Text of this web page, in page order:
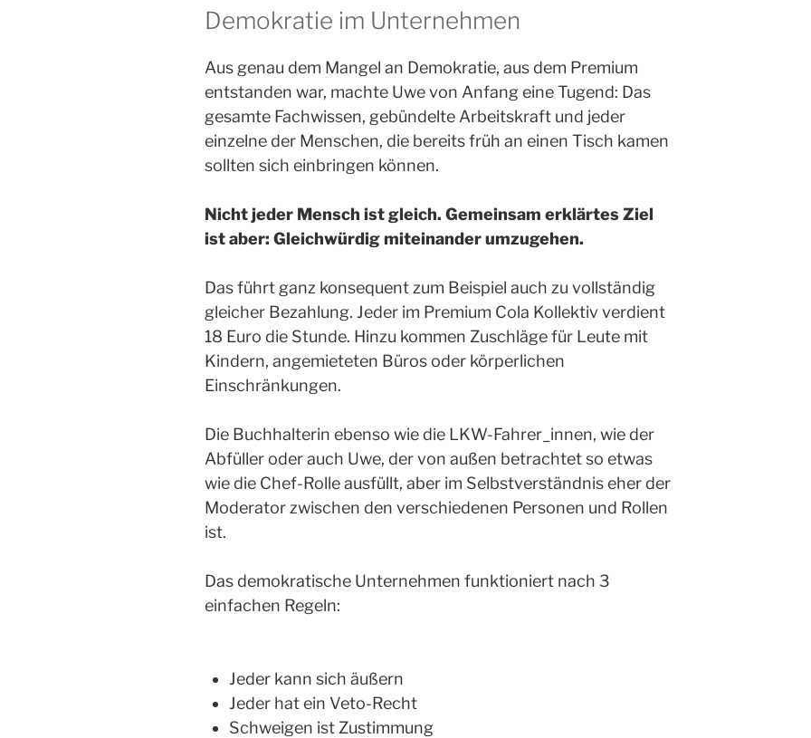
Demokratie im Unternehmen
Aus genau dem Mangel an Demokratie, aus dem Premium
entstanden war, machte Uwe von Anfang eine Tugend: Das
gesamte Fachwissen, gebündelte Arbeitskraft und jeder
einzelne der Menschen, die bereits früh an einen Tisch kamen
sollten sich einbringen können.
Nicht jeder Mensch ist gleich. Gemeinsam erklärtes Ziel
ist aber: Gleichwürdig miteinander umzugehen.
Das führt ganz konsequent zum Beispiel auch zu vollständig
gleicher Bezahlung. Jeder im Premium Cola Kollektiv verdient
18 Euro die Stunde. Hinzu kommen Zuschläge für Leute mit
Kindern, angemieteten Büros oder körperlichen
Einschränkungen.
Die Buchhalterin ebenso wie die LKW-Fahrer_innen, wie der
Abfüller oder auch Uwe, der von außen betrachtet so etwas
wie die Chef-Rolle ausfüllt, aber im Selbstverständnis eher der
Moderator zwischen den verschiedenen Personen und Rollen
ist.
Das demokratische Unternehmen funktioniert nach 3
einfachen Regeln:
Jeder kann sich äußern
Jeder hat ein Veto-Recht
Schweigen ist Zustimmung